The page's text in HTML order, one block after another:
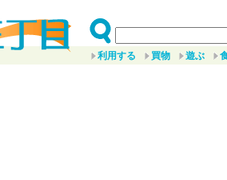
利用する 買物 遊ぶ